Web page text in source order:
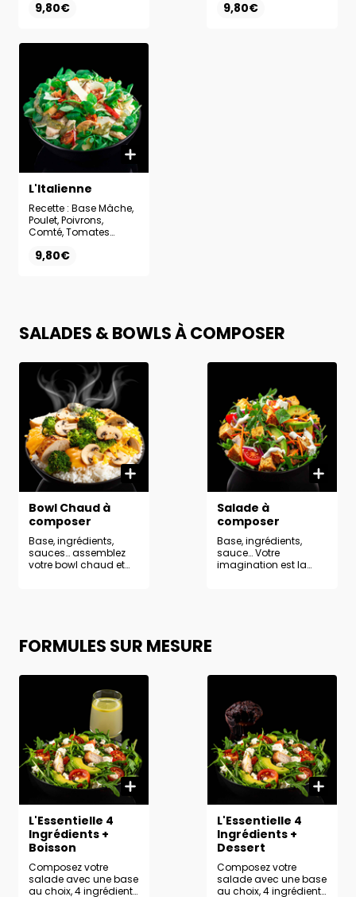
Ranch
9,80€
Champignons, Sauce
9,80€
L'Italienne
Recette : Base Mâche,
Poulet, Poivrons,
Comté, Tomates
Sauce Pesto
9,80€
SALADES & BOWLS À COMPOSER
Bowl Chaud à
composer
Base, ingrédients,
sauces… assemblez
votre bowl chaud et
Salade à
composer
Base, ingrédients,
sauce… Votre
imagination est la
FORMULES SUR MESURE
L'Essentielle 4
Ingrédients +
Boisson
Composez votre
salade avec une base
au choix, 4 ingrédients
L'Essentielle 4
Ingrédients +
Dessert
Composez votre
salade avec une base
au choix, 4 ingrédients